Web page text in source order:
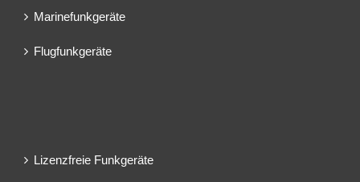
Marinefunkgeräte
Flugfunkgeräte
Lizenzfreie Funkgeräte